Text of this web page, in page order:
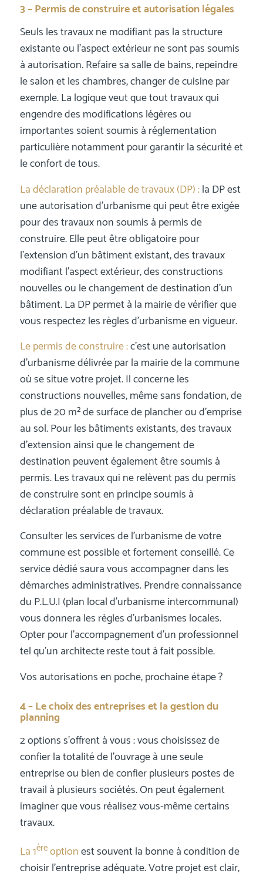
3 – Permis de construire et autorisation légales
Seuls les travaux ne modifiant pas la structure
existante ou l’aspect extérieur ne sont pas soumis
à autorisation. Refaire sa salle de bains, repeindre
le salon et les chambres, changer de cuisine par
exemple. La logique veut que tout travaux qui
engendre des modifications légères ou
importantes soient soumis à réglementation
particulière notamment pour garantir la sécurité et
le confort de tous.
La déclaration préalable de travaux (DP) :la DP est
une autorisation d’urbanisme qui peut être exigée
pour des travaux non soumis à permis de
construire. Elle peut être obligatoire pour
l’extension d’un bâtiment existant, des travaux
modifiant l’aspect extérieur, des constructions
nouvelles ou le changement de destination d’un
bâtiment. La DP permet à la mairie de vérifier que
vous respectez les règles d’urbanisme en vigueur.
Le permis de construire :c’est une autorisation
d’urbanisme délivrée par la mairie de la commune
où se situe votre projet. Il concerne les
constructions nouvelles, même sans fondation, de
plus de 20 m² de surface de plancher ou d’emprise
au sol. Pour les bâtiments existants, des travaux
d’extension ainsi que le changement de
destination peuvent également être soumis à
permis. Les travaux qui ne relèvent pas du permis
de construire sont en principe soumis à
déclaration préalable de travaux.
Consulter les services de l’urbanisme de votre
commune est possible et fortement conseillé. Ce
service dédié saura vous accompagner dans les
démarches administratives. Prendre connaissance
du P.L.U.I (plan local d’urbanisme intercommunal)
vous donnera les règles d’urbanismes locales.
Opter pour l’accompagnement d’un professionnel
tel qu’un architecte reste tout à fait possible.
Vos autorisations en poche, prochaine étape ?
4 – Le choix des entreprises et la gestion du
planning
2 options s’offrent à vous : vous choisissez de
confier la totalité de l’ouvrage à une seule
entreprise ou bien de confier plusieurs postes de
travail à plusieurs sociétés. On peut également
imaginer que vous réalisez vous-même certains
travaux.
La 1èreoptionest souvent la bonne à condition de
choisir l’entreprise adéquate. Votre projet est clair,